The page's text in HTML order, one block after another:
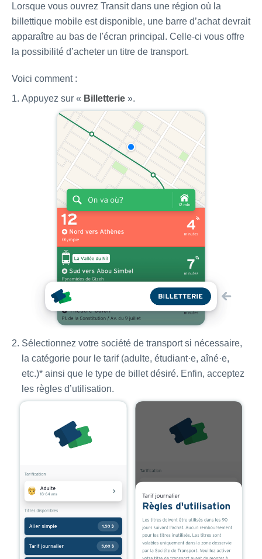
Lorsque vous ouvrez Transit dans une région où la
billettique mobile est disponible, une barre d’achat devrait
apparaître au bas de l'écran principal. Celle-ci vous offre
la possibilité d’acheter un titre de transport.
Voici comment :
Appuyez sur « Billetterie ».
Sélectionnez votre société de transport si nécessaire,
la catégorie pour le tarif (adulte, étudiant·e, aîné·e,
etc.)* ainsi que le type de billet désiré. Enfin, acceptez
les règles d’utilisation.